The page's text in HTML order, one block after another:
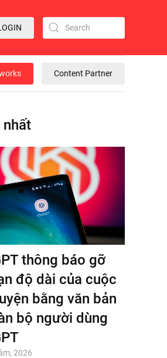
Content Partner
thông báo gỡ
độ dài của cuộc
bằng văn bản
bộ người dùng
2026